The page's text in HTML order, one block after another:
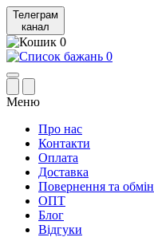
Телеграм
канал
0
0
Меню
Про нас
Контакти
Оплата
Доставка
Повернення та обмін
ОПТ
Блог
Відгуки